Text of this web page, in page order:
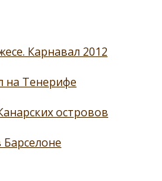
Карнавал 2012
на Тенерифе
островов